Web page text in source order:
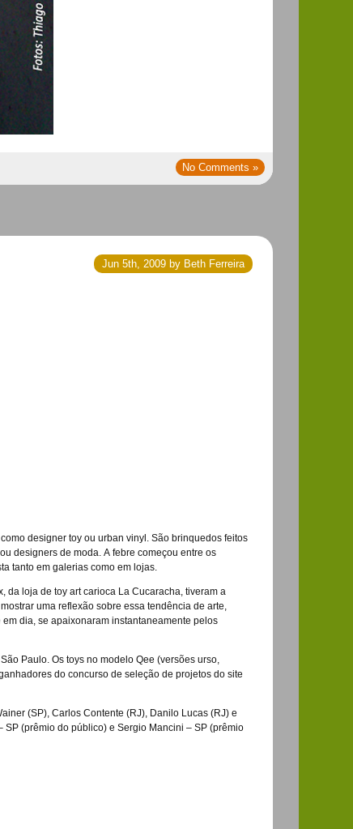
No Comments »
Jun 5th, 2009 by Beth Ferreira
designer toy ou urban vinyl. São brinquedos feitos
designers de moda. A febre começou entre os
tanto em galerias como em lojas.
da loja de toy art carioca La Cucaracha, tiveram a
uma reflexão sobre essa tendência de arte,
dia, se apaixonaram instantaneamente pelos
Paulo. Os toys no modelo Qee (versões urso,
do concurso de seleção de projetos do site
(SP), Carlos Contente (RJ), Danilo Lucas (RJ) e
(prêmio do público) e Sergio Mancini – SP (prêmio